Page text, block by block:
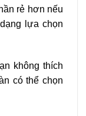
rẻ hơn nếu
lựa chọn
không thích
có thể chọn